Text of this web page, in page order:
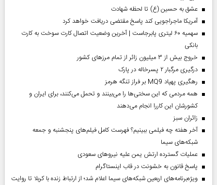
عشق به حسین (ع) تا لحظه شهادت
آمریکا ماجراجویی کند پاسخ مقتضی دریافت خواهد کرد
سهمیه ۶۰ لیتری پابرجاست | آخرین وضعیت اتصال کارت سوخت به کارت
بانکی
خروج بیش از ۳ میلیون زائر از تمام مرز‌های کشور
درگیری مرگبار ۲ پسرخاله در پارک
رهگیری پهپاد MQ9 بر فراز تنگه هرمز
همه مردمی که این سختی‌ها را می‌بینند و تحمل می‌کنند، برای ایران و
کشورشان این کاررا انجام می‌دهند
‌زائران سبز
آخر هفته چه فیلمی ببینیم؟ فهرست کامل فیلم‌های پنجشنبه و جمعه
شبکه‌های سیما
عملیات گسترده ارتش یمن علیه نیروهای سعودی
پاسخ قانون به خشونت در قاب اینستاگرام
ویژه‌برنامه‌های اربعین شبکه‌های سیما اعلام شد؛ از ارتباط زنده با کربلا تا روایت